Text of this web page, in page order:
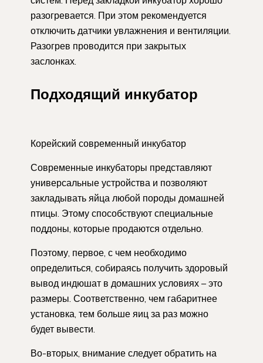
разогревается. При этом рекомендуется
отключить датчики увлажнения и вентиляции.
Разогрев проводится при закрытых
заслонках.
Подходящий инкубатор
Корейский современный инкубатор
Современные инкубаторы представляют
универсальные устройства и позволяют
закладывать яйца любой породы домашней
птицы. Этому способствуют специальные
поддоны, которые продаются отдельно.
Поэтому, первое, с чем необходимо
определиться, собираясь получить здоровый
вывод индюшат в домашних условиях – это
размеры. Соответственно, чем габаритнее
установка, тем больше яиц за раз можно
будет вывести.
Во-вторых, внимание следует обратить на